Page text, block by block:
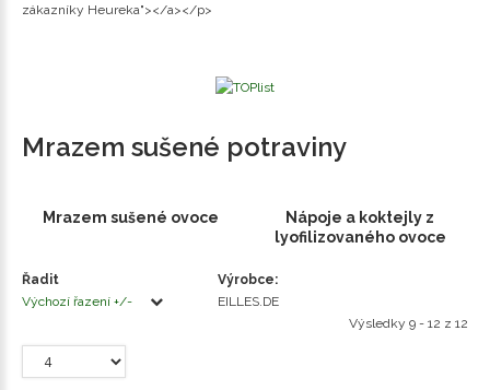
zákazníky Heureka"></a></p>
Mrazem sušené potraviny
Mrazem sušené ovoce
Nápoje a koktejly z
lyofilizovaného ovoce
Řadit
Výchozí řazení +/-
Výrobce:
EILLES.DE
Výsledky 9 - 12 z 12